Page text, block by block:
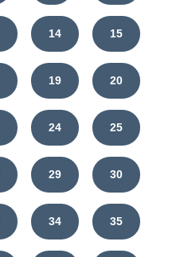
14 15
19 20
24 25
29 30
34 35